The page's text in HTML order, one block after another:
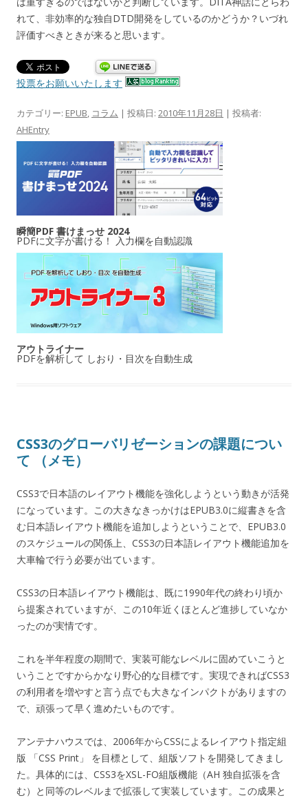
れて、非効率的な独自DTD開発をしているのかどうか？いづれ
評価すべきときが来ると思います。
投票をお願いいたします
カテゴリー: EPUB, コラム | 投稿日: 2010年11月28日 | 投稿者:
AHEntry
瞬簡PDF 書けまっせ 2024
PDFに文字が書ける！ 入力欄を自動認識
アウトライナー
PDFを解析して しおり・目次を自動生成
CSS3のグローバリゼーションの課題につい
て （メモ）
CSS3で日本語のレイアウト機能を強化しようという動きが活発
になっています。この大きなきっかけはEPUB3.0に縦書きを含
む日本語レイアウト機能を追加しようということで、EPUB3.0
のスケジュールの関係上、CSS3の日本語レイアウト機能追加を
大車輪で行う必要が出ています。
CSS3の日本語レイアウト機能は、既に1990年代の終わり頃か
ら提案されていますが、この10年近くほとんど進捗していなか
ったのが実情です。
これを半年程度の期間で、実装可能なレベルに固めていこうと
いうことですからかなり野心的な目標です。実現できればCSS3
の利用者を増やすと言う点でも大きなインパクトがありますの
で、頑張って早く進めたいものです。
アンテナハウスでは、2006年からCSSによるレイアウト指定組
版 「CSS Print」 を目標として、組版ソフトを開発してきまし
た。具体的には、CSS3をXSL-FO組版機能（AH 独自拡張を含
む）と同等のレベルまで拡張して実装しています。この成果と